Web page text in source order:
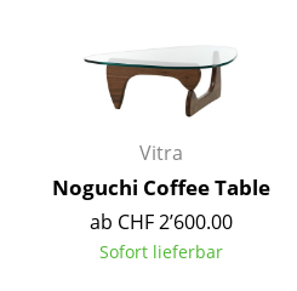
Vitra
Noguchi Coffee Table
ab CHF 2’600.00
Sofort lieferbar